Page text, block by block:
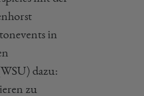
in
dazu:
zu